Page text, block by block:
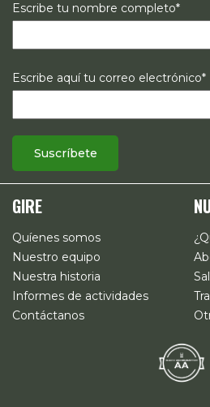
Escribe tu nombre completo*
Escribe aquí tu correo electrónico*
GIRE
Quíenes somos
Nuestro equipo
Nuestra historia
Informes de actividades
Contáctanos